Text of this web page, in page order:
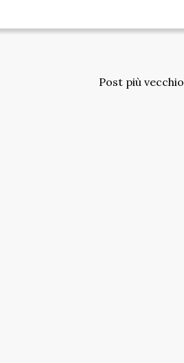
Post più vecchio